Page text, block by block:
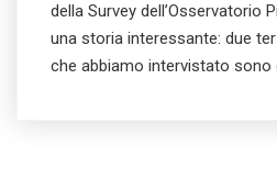
della Survey dell’Osservatorio
una storia interessante: due
che abbiamo intervistato sono